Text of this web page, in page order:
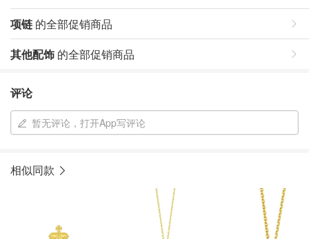
项链 的全部促销商品
其他配饰 的全部促销商品
评论
暂无评论，打开App写评论
相似同款